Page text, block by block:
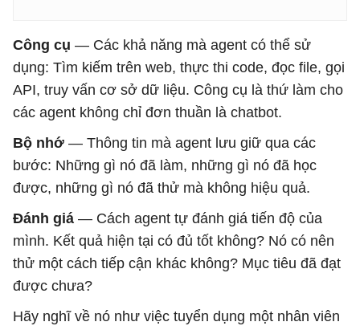
Công cụ — Các khả năng mà agent có thể sử
dụng: Tìm kiếm trên web, thực thi code, đọc file, gọi
API, truy vấn cơ sở dữ liệu. Công cụ là thứ làm cho
các agent không chỉ đơn thuần là chatbot.
Bộ nhớ — Thông tin mà agent lưu giữ qua các
bước: Những gì nó đã làm, những gì nó đã học
được, những gì nó đã thử mà không hiệu quả.
Đánh giá — Cách agent tự đánh giá tiến độ của
mình. Kết quả hiện tại có đủ tốt không? Nó có nên
thử một cách tiếp cận khác không? Mục tiêu đã đạt
được chưa?
Hãy nghĩ về nó như việc tuyển dụng một nhân viên